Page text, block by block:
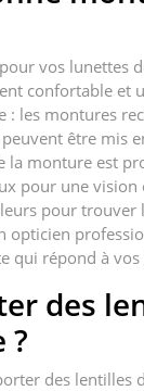
vos lunettes
confortable et
: les montures
être mis
la monture est
pour une vision
pour
répond à vos
des
?
des lentilles